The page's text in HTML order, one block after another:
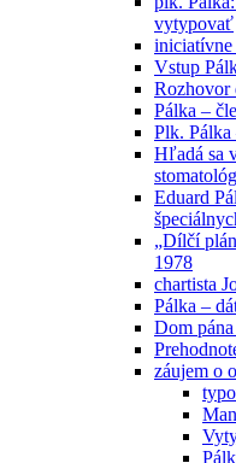
vytypovať
iniciatívne
Vstup
Rozhovor
Pálka –
Plk. Pálka
Hľadá sa
Eduard
„Dílčí
1978
chartista
Pálka –
Dom
záujem o